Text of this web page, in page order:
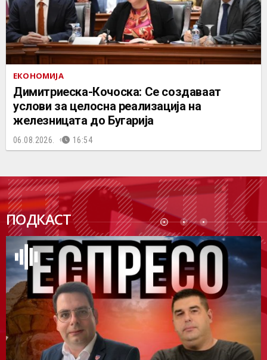
ЕКОНОМИЈА
Димитриеска-Кочоска: Се создаваат
услови за целосна реализација на
железницата до Бугарија
06.08.2026. 16:54
ПОДКАСТ
ПОДК
АСТ